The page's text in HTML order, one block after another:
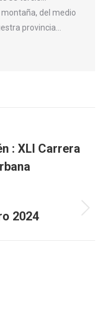
del medio
provincia...
: XLI Carrera
2024